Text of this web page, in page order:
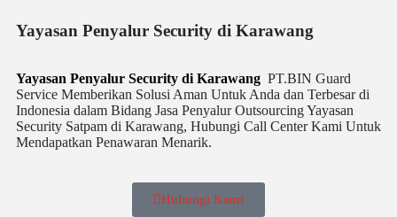
Yayasan Penyalur Security di Karawang
Yayasan Penyalur Security di Karawang PT.BIN Guard
Service Memberikan Solusi Aman Untuk Anda dan Terbesar di
Indonesia dalam Bidang Jasa Penyalur Outsourcing Yayasan
Security Satpam di Karawang, Hubungi Call Center Kami Untuk
Mendapatkan Penawaran Menarik.
Hubungi Kami